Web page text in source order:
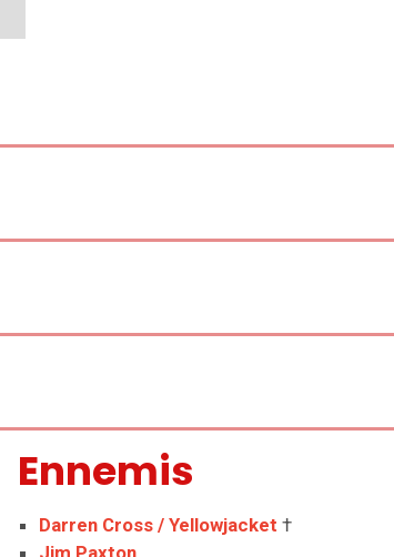
Ennemis
Darren Cross / Yellowjacket †